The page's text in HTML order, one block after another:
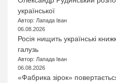
української
Автор: Лапада Іван
06.08.2026
Росія нищить українські
галузь
Автор: Лапада Іван
06.08.2026
«Фабрика зірок»